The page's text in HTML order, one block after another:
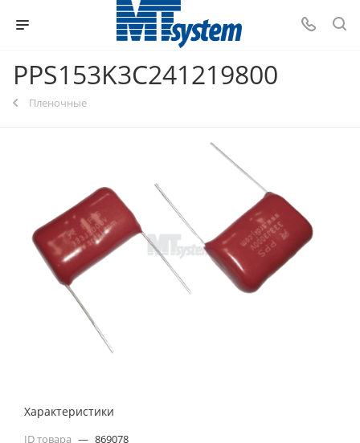
PPS153K3C241219800
Пленочные
Характеристики
ID товара — 869078